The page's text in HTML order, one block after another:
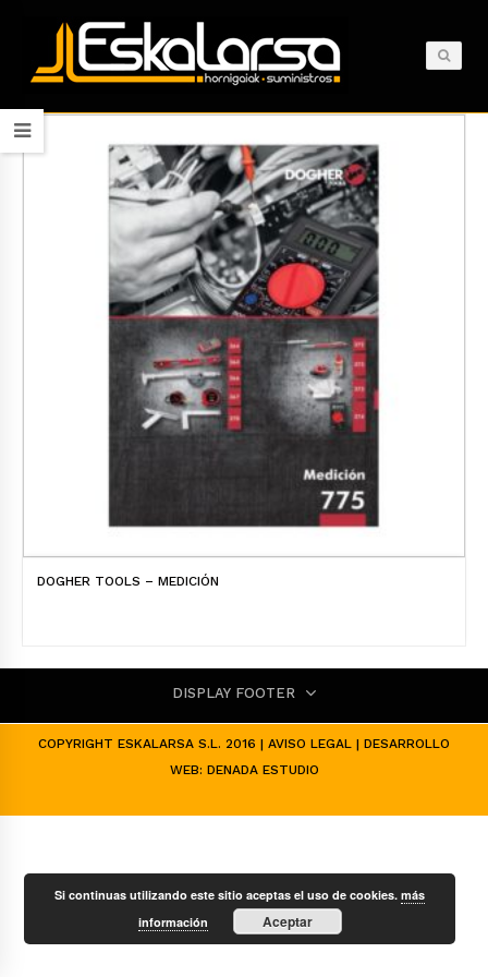
DOGHER TOOLS – MEDICIÓN
DISPLAY FOOTER
COPYRIGHT ESKALARSA S.L. 2016 | AVISO LEGAL | DESARROLLO
WEB: DENADA ESTUDIO
Si continuas utilizando este sitio aceptas el uso de cookies.más
información
Aceptar